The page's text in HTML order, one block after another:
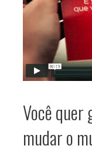
Você quer
mudar o